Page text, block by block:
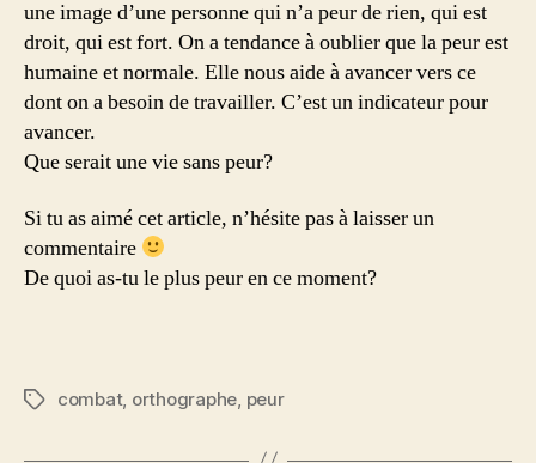
une image d’une personne qui n’a peur de rien, qui est
droit, qui est fort. On a tendance à oublier que la peur est
humaine et normale. Elle nous aide à avancer vers ce
dont on a besoin de travailler. C’est un indicateur pour
avancer.
Que serait une vie sans peur?
Si tu as aimé cet article, n’hésite pas à laisser un
commentaire
De quoi as-tu le plus peur en ce moment?
Étiquettes
combat, orthographe peur